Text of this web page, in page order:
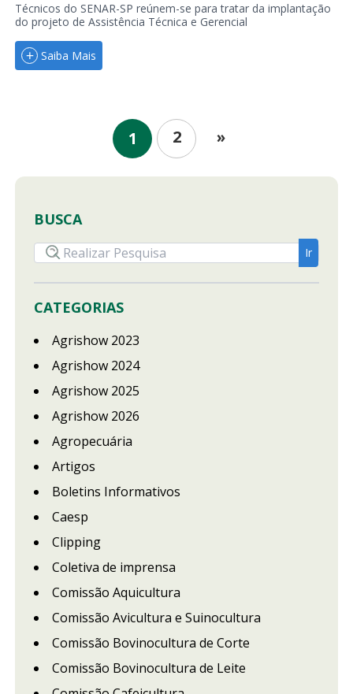
Técnicos do SENAR-SP reúnem-se para tratar da implantação
do projeto de Assistência Técnica e Gerencial
Saiba Mais
1 2 »
BUSCA
CATEGORIAS
Agrishow 2023
Agrishow 2024
Agrishow 2025
Agrishow 2026
Agropecuária
Artigos
Boletins Informativos
Caesp
Clipping
Coletiva de imprensa
Comissão Aquicultura
Comissão Avicultura e Suinocultura
Comissão Bovinocultura de Corte
Comissão Bovinocultura de Leite